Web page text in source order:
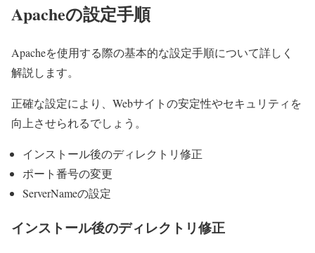
Apacheの設定手順
Apacheを使用する際の基本的な設定手順について詳しく
解説します。
正確な設定により、Webサイトの安定性やセキュリティを
向上させられるでしょう。
インストール後のディレクトリ修正
ポート番号の変更
ServerNameの設定
インストール後のディレクトリ修正